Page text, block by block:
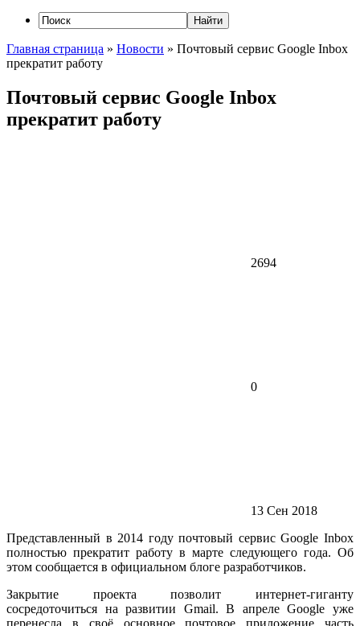
Главная страница » Новости » Почтовый сервис Google Inbox
прекратит работу
Почтовый сервис Google Inbox
прекратит работу
2694
0
13 Сен 2018
Представленный в 2014 году почтовый сервис Google Inbox
полностью прекратит работу в марте следующего года. Об
этом сообщается в официальном блоге разработчиков.
Закрытие проекта позволит интернет-гиганту
сосредоточиться на развитии Gmail. В апреле Google уже
перенесла в своё основное почтовое приложение часть